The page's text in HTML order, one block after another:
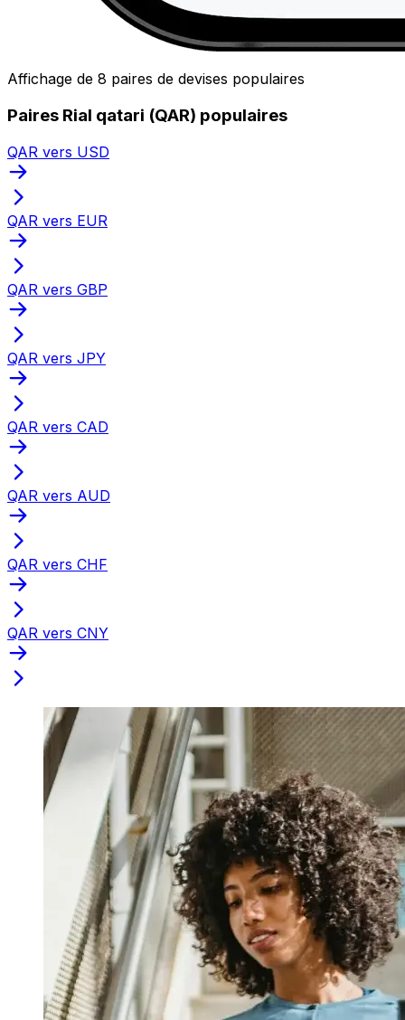
Affichage de 8 paires de devises populaires
Paires Rial qatari (QAR) populaires
QAR vers USD
QAR vers EUR
QAR vers GBP
QAR vers JPY
QAR vers CAD
QAR vers AUD
QAR vers CHF
QAR vers CNY